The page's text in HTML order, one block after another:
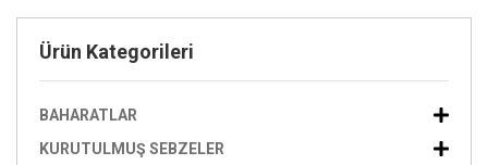
Ürün Kategorileri
BAHARATLAR
KURUTULMUŞ SEBZELER